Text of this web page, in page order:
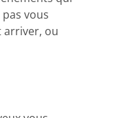
vous
arriver, ou